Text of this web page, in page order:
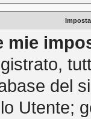
mie
del
Utente;